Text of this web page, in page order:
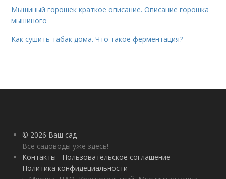
Мышиный горошек краткое описание. Описание горошка
мышиного
Как сушить табак дома. Что такое ферментация?
© 2026 Ваш сад
Все садоводы уже здесь!
Контакты
Пользовательское соглашение
Политика конфидециальности